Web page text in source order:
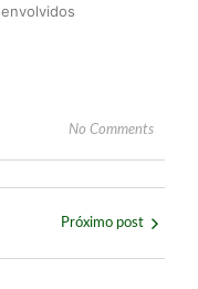
No Comments
Próximo post